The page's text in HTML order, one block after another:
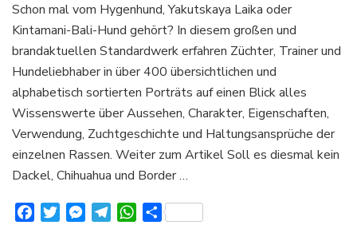
Hunderassen
von
A-
Alles
über
Aussehen
Charakter
und
Verhalten
Schon mal vom Hygenhund, Yakutskaya Laika oder
Kintamani-Bali-Hund gehört? In diesem großen und
brandaktuellen Standardwerk erfahren Züchter, Trainer und
Hundeliebhaber in über 400 übersichtlichen und
alphabetisch sortierten Porträts auf einen Blick alles
Wissenswerte über Aussehen, Charakter, Eigenschaften,
Verwendung, Zuchtgeschichte und Haltungsansprüche der
einzelnen Rassen. Weiter zum Artikel Soll es diesmal kein
Dackel, Chihuahua und Border …
FacebookTwitterMessenger
TelegramWhatsApp
Teilen